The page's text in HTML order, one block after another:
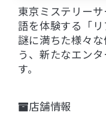
東京ミステリー
語を体験する「リ
謎に満ちた様々
う、新たなエン
す。
店舗情報